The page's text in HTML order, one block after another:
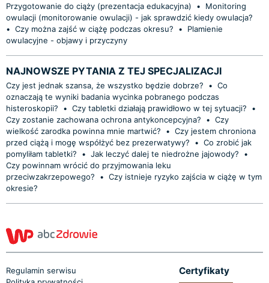
Przygotowanie do ciąży (prezentacja edukacyjna)
•
Monitoring
owulacji (monitorowanie owulacji) - jak sprawdzić kiedy owulacja?
• Czy można zajść w ciążę podczas okresu? •
Plamienie
owulacyjne - objawy i przyczyny
NAJNOWSZE PYTANIA Z TEJ SPECJALIZACJI
Czy jest jednak szansa, że wszystko będzie dobrze? • Co
oznaczają te wyniki badania wycinka pobranego podczas
histeroskopii?
• Czy tabletki działają prawidłowo w tej sytuacji?
•
Czy zostanie zachowana ochrona antykoncepcyjna?
• Czy
wielkość zarodka powinna mnie martwić?
• Czy jestem chroniona
przed ciążą i mogę współżyć bez prezerwatywy?
• Co zrobić jak
pomyliłam tabletki?
• Jak leczyć dalej te niedrożne jajowody?
•
Czy powinnam wrócić do przyjmowania leku
przeciwzakrzepowego?
• Czy istnieje ryzyko zajścia w ciążę w tym
okresie?
Regulamin serwisu
Certyfikaty